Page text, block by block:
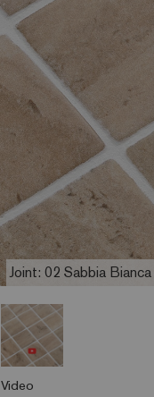
Joint: 02 Sabbia Bianca
Video